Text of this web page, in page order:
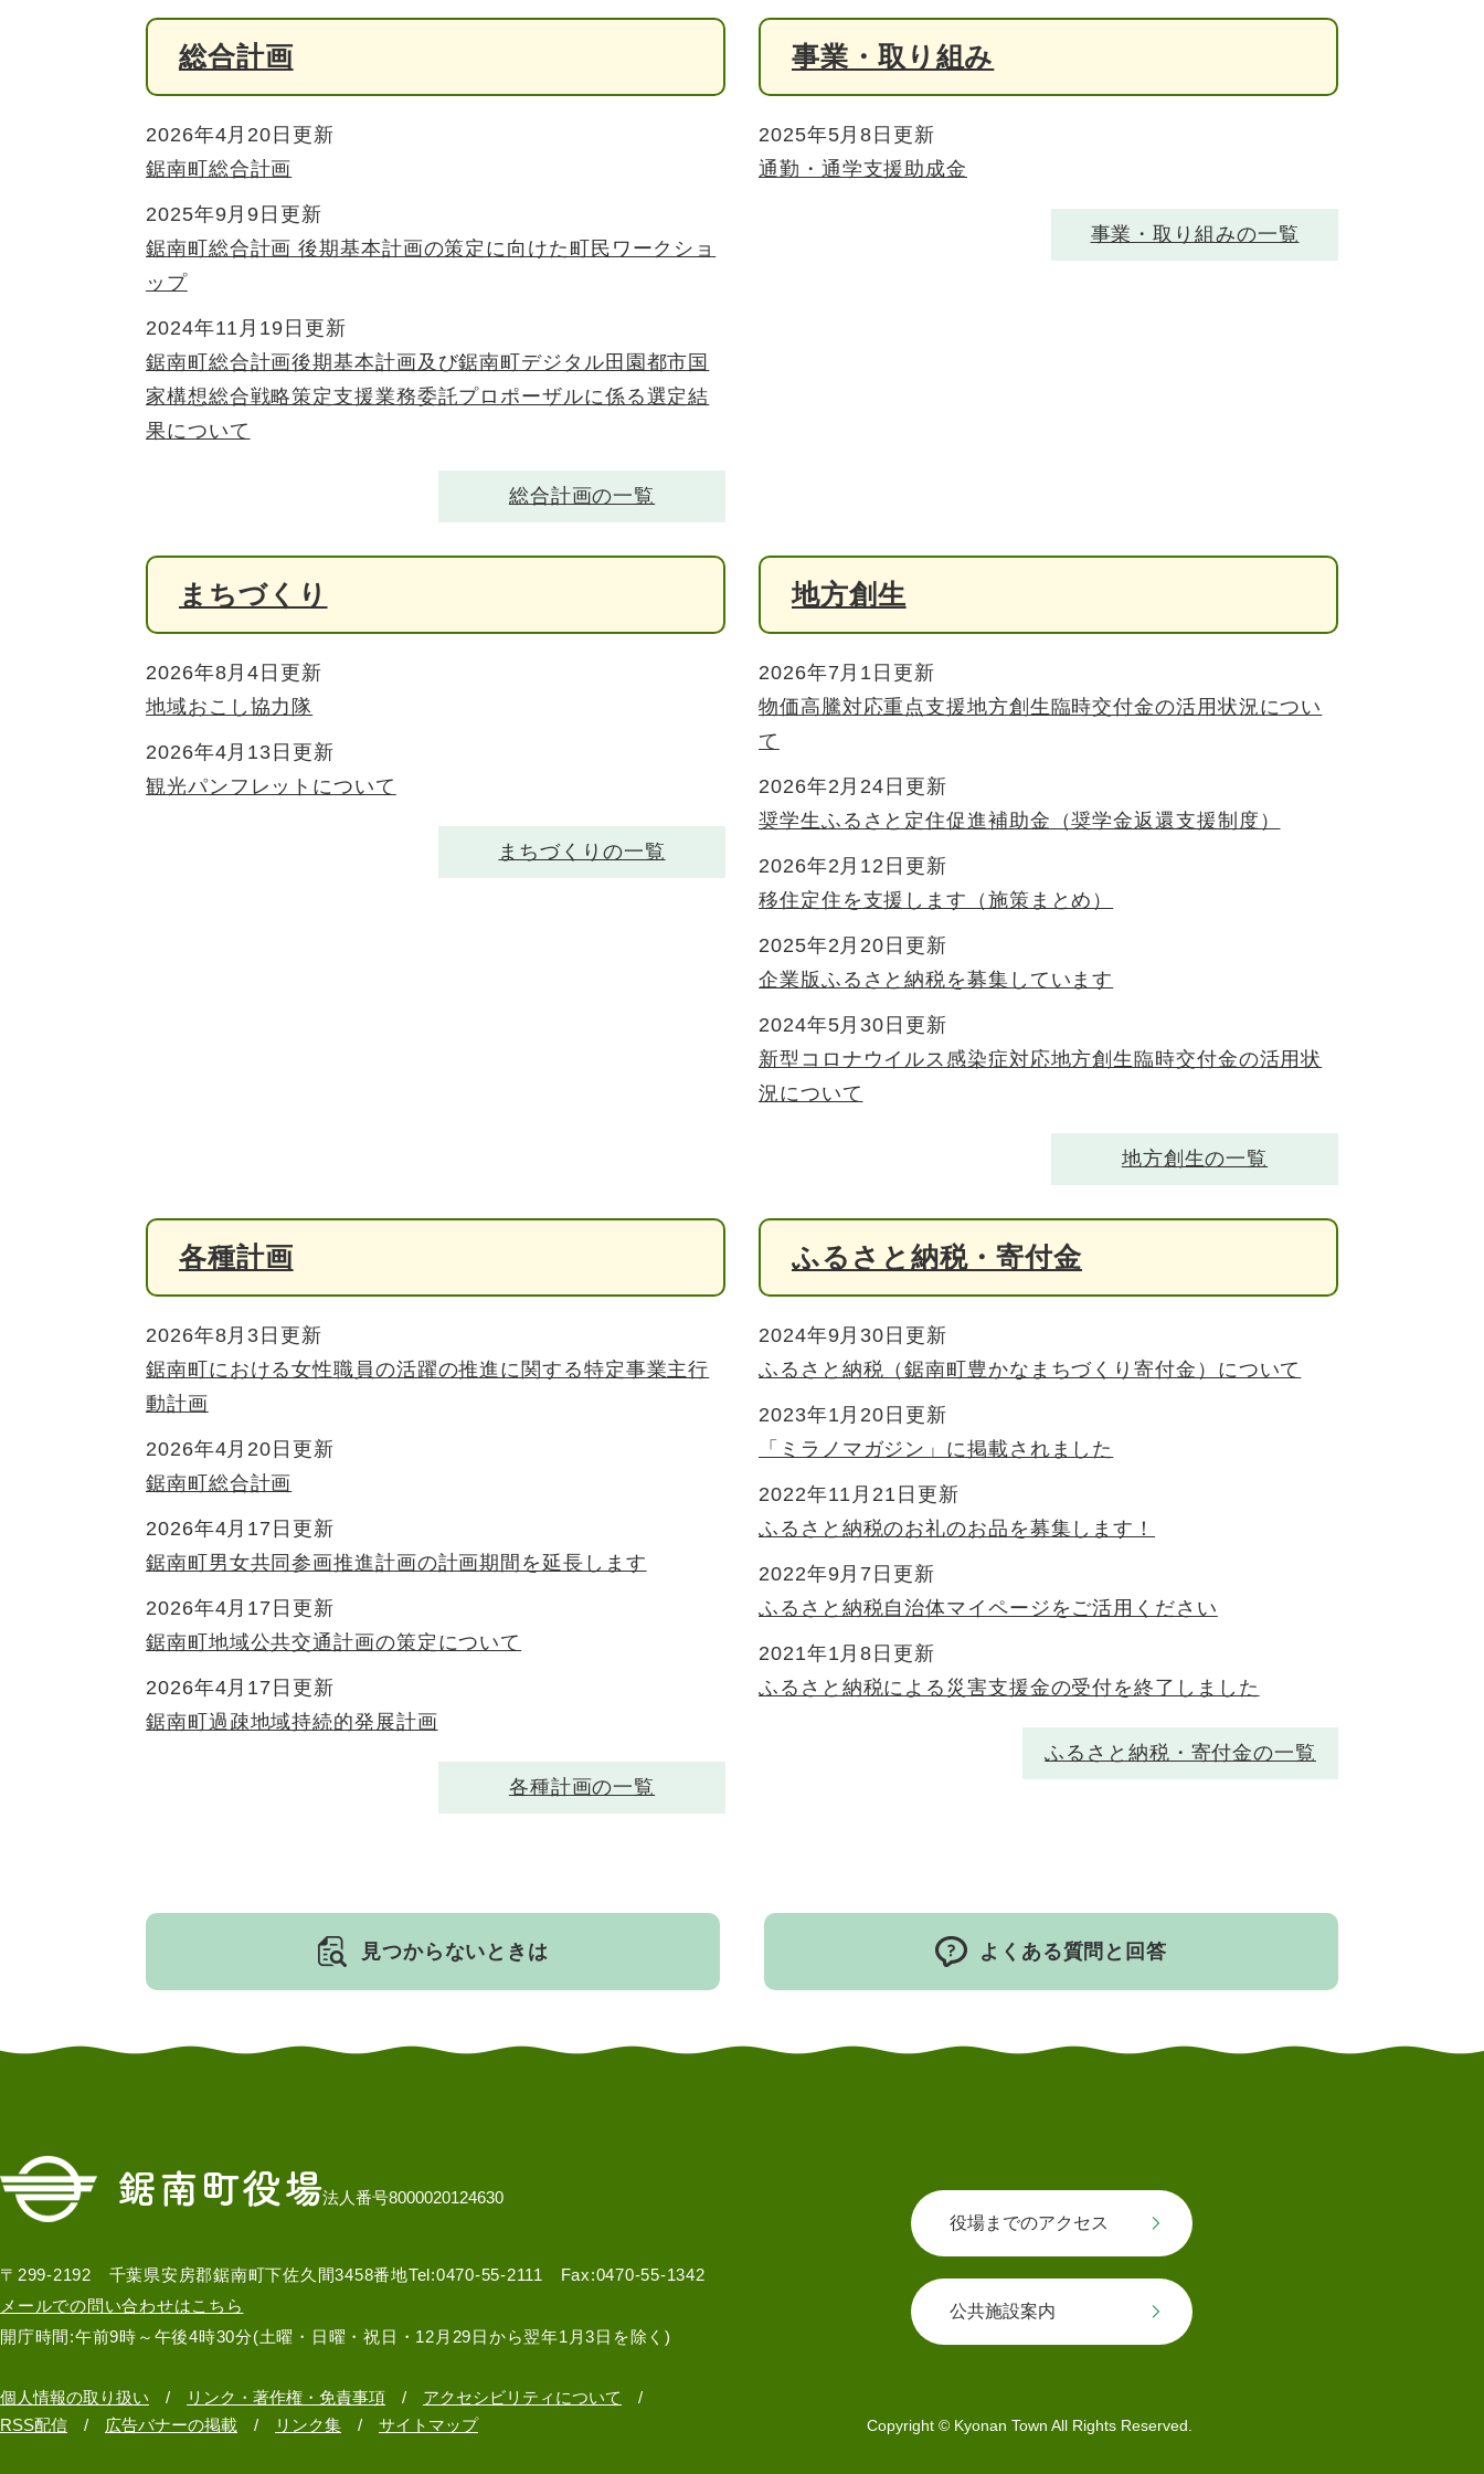
総合計画
2026年4月20日更新
鋸南町総合計画
2025年9月9日更新
鋸南町総合計画 後期基本計画の策定に向けた町民ワークショ
ップ
2024年11月19日更新
鋸南町総合計画後期基本計画及び鋸南町デジタル田園都市国
家構想総合戦略策定支援業務委託プロポーザルに係る選定結
果について
総合計画の一覧
事業・取り組み
2025年5月8日更新
通勤・通学支援助成金
事業・取り組みの一覧
まちづくり
2026年8月4日更新
地域おこし協力隊
2026年4月13日更新
観光パンフレットについて
まちづくりの一覧
地方創生
2026年7月1日更新
物価高騰対応重点支援地方創生臨時交付金の活用状況につい
て
2026年2月24日更新
奨学生ふるさと定住促進補助金（奨学金返還支援制度）
2026年2月12日更新
移住定住を支援します（施策まとめ）
2025年2月20日更新
企業版ふるさと納税を募集しています
2024年5月30日更新
新型コロナウイルス感染症対応地方創生臨時交付金の活用状
況について
地方創生の一覧
各種計画
2026年8月3日更新
鋸南町における女性職員の活躍の推進に関する特定事業主行
動計画
2026年4月20日更新
鋸南町総合計画
2026年4月17日更新
鋸南町男女共同参画推進計画の計画期間を延長します
2026年4月17日更新
鋸南町地域公共交通計画の策定について
2026年4月17日更新
鋸南町過疎地域持続的発展計画
各種計画の一覧
ふるさと納税・寄付金
2024年9月30日更新
ふるさと納税（鋸南町豊かなまちづくり寄付金）について
2023年1月20日更新
「ミラノマガジン」に掲載されました
2022年11月21日更新
ふるさと納税のお礼のお品を募集します！
2022年9月7日更新
ふるさと納税自治体マイページをご活用ください
2021年1月8日更新
ふるさと納税による災害支援金の受付を終了しました
ふるさと納税・寄付金の一覧
見つからないときは よくある質問と回答
法人番号8000020124630
〒299-2192 千葉県安房郡鋸南町下佐久間3458番地Tel:0470-55-2111 Fax:0470-55-1342
メールでの問い合わせはこちら
開庁時間:午前9時～午後4時30分(土曜・日曜・祝日・12月29日から翌年1月3日を除く)
役場までのアクセス
公共施設案内
個人情報の取り扱い リンク・著作権・免責事項
アクセシビリティについて
RSS配信
広告バナーの掲載 リンク集 サイトマップ Copyright © Kyonan Town All Rights Reserved.